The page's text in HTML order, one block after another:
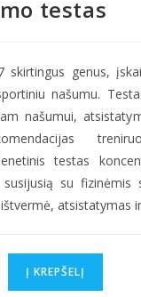
testas
skirtingus genus,
našumu.
našumui,
testas
su fizinėmis
atsistatymas
Į KREPŠELĮ